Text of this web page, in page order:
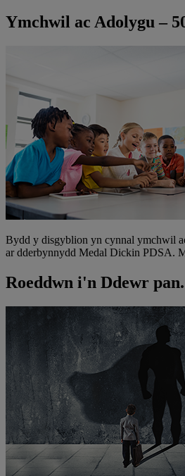
Ymchwil ac Adolygu –
Bydd y disgyblion yn cynnal ymchwil
ar dderbynnydd Medal Dickin PDSA.
Roeddwn i'n Ddewr